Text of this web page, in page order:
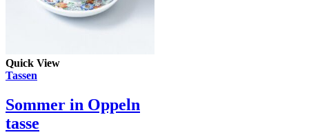
Quick View
Tassen
Sommer in Oppeln
tasse